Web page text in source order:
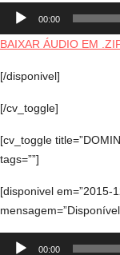
Tocador
áudio
00:00
BAIXAR ÁUDIO EM
[/disponivel]
[/cv_toggle]
[cv_toggle
tags=””]
[disponivel em=”2015-
Tocador
00:00